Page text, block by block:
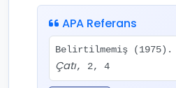
APA Referans
Belirtilmemiş (1975).
Çatı, 2, 4